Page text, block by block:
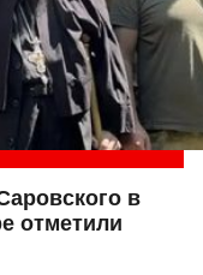
в
отметили